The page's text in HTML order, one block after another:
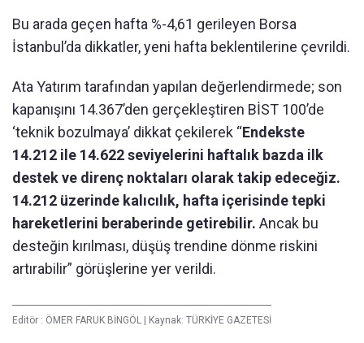
Bu arada geçen hafta %-4,61 gerileyen Borsa
İstanbul’da dikkatler, yeni hafta beklentilerine çevrildi.
Ata Yatırım tarafından yapılan değerlendirmede; son
kapanışını 14.367’den gerçekleştiren BİST 100’de
‘teknik bozulmaya’ dikkat çekilerek “Endekste
14.212 ile 14.622 seviyelerini haftalık bazda ilk
destek ve direnç noktaları olarak takip edeceğiz.
14.212 üzerinde kalıcılık, hafta içerisinde tepki
hareketlerini beraberinde getirebilir. Ancak bu
desteğin kırılması, düşüş trendine dönme riskini
artırabilir” görüşlerine yer verildi.
Editör : ÖMER FARUK BİNGÖL | Kaynak: TÜRKİYE GAZETESİ